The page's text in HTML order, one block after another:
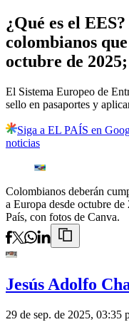
¿Qué es el
colombianos
octubre de
El Sistema Europeo de
sello en pasaportes y
Siga a EL PAÍS en
noticias
Colombianos deberán
a Europa desde octubre de
País, con fotos de Canva.
Jesús Adolfo
29 de sep. de 2025, 03:35